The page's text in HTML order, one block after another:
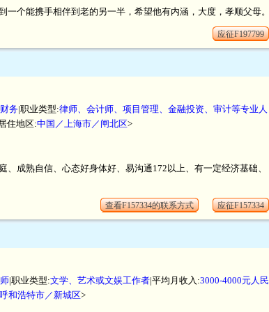
个能携手相伴到老的另一半，希望他有内涵，大度，孝顺父母。
应征F197799
财务|职业类型:律师、会计师、项目管理、金融投资、审计等专业人
住地区:中国／上海市／闸北区>
成熟自信、心态好身体好、易沟通172以上、有一定经济基础、
查看F157334的联系方式 应征F157334
|职业类型:文学、艺术或文娱工作者|平均月收入:3000-4000元人民
和浩特市／新城区>